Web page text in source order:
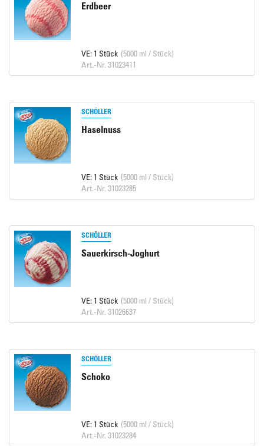
Erdbeer
VE: 1 Stück (5000 ml / Stück)
Art.-Nr. 31023411
SCHÖLLER
Haselnuss
VE: 1 Stück (5000 ml / Stück)
Art.-Nr. 31023285
SCHÖLLER
Sauerkirsch-Joghurt
VE: 1 Stück (5000 ml / Stück)
Art.-Nr. 31026637
SCHÖLLER
Schoko
VE: 1 Stück (5000 ml / Stück)
Art.-Nr. 31023284